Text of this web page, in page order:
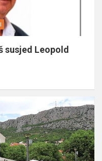
susjed Leopold